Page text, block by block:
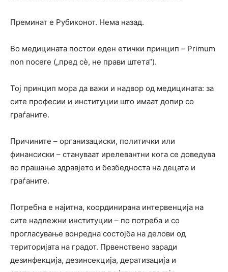
Преминат е Рубиконот. Нема назад.
Во медицината постои еден етички принцип – Primum
non nocere („пред сè, не прави штета“).
Тој принцип мора да важи и надвор од медицината: за
сите професии и институции што имаат допир со
граѓаните.
Причините – организациски, политички или
финансиски – стануваат ирелевантни кога се доведува
во прашање здравјето и безбедноста на децата и
граѓаните.
Потребна е најитна, координирана интервенција на
сите надлежни институции – по потреба и со
прогласување вонредна состојба на делови од
територијата на градот. Првенствено заради
дезинфекција, дезинсекција, дератизација и